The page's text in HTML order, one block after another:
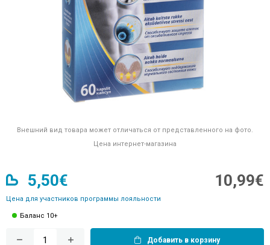
Внешний вид товара может отличаться от представленного на фото.
Цена интернет-магазина
5,50€
Цена для участников программы лояльности
10,99€
Баланс 10+
Добавить в корзину